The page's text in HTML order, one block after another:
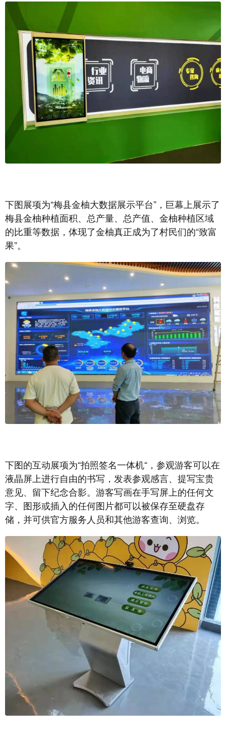
下图展项为“梅县金柚大数据展示平台”，巨幕上展示了
梅县金柚种植面积、总产量、总产值、金柚种植区域
的比重等数据，体现了金柚真正成为了村民们的“致富
果”。
下图的互动展项为“拍照签名一体机“，参观游客可以在
液晶屏上进行自由的书写，发表参观感言、提写宝贵
意见、留下纪念合影。游客写画在手写屏上的任何文
字、图形或插入的任何图片都可以被保存至硬盘存
储，并可供官方服务人员和其他游客查询、浏览。